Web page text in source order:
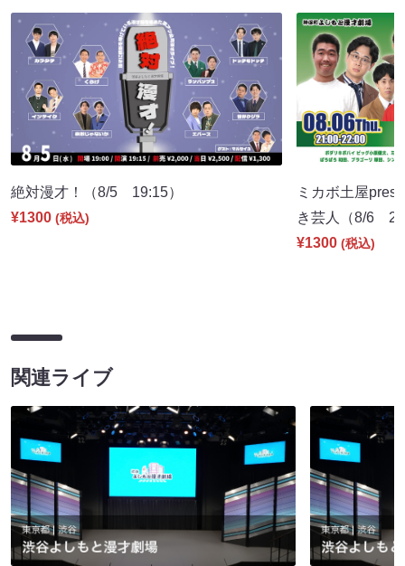
絶対漫才！（8/5 19:15）
¥1300 (税込)
ミカボ土屋
き芸人（8/6
¥1300 (税込)
関連ライブ